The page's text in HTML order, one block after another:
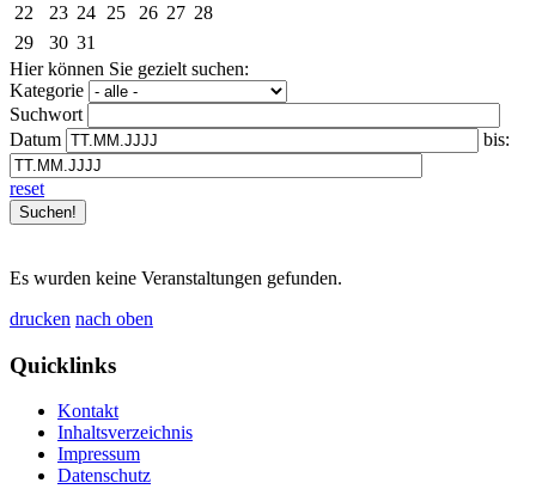
22
23 24 25 26 27 28
29
30 31
Hier können Sie gezielt suchen:
Kategorie
Suchwort
Datum
bis:
reset
Es wurden keine Veranstaltungen gefunden.
drucken nach oben
Quicklinks
Kontakt
Inhaltsverzeichnis
Impressum
Datenschutz